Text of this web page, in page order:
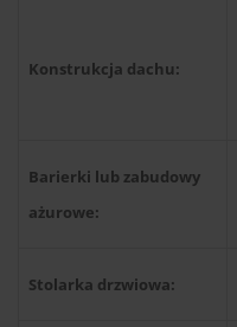
Konstrukcja dachu:
Barierki lub zabudowy
ażurowe:
Stolarka drzwiowa: